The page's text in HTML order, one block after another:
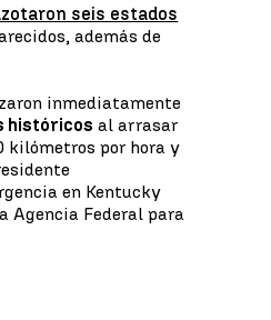
seis estados
además de
inmediatamente
históricos al arrasar
kilómetros por hora y
en Kentucky
Agencia Federal para